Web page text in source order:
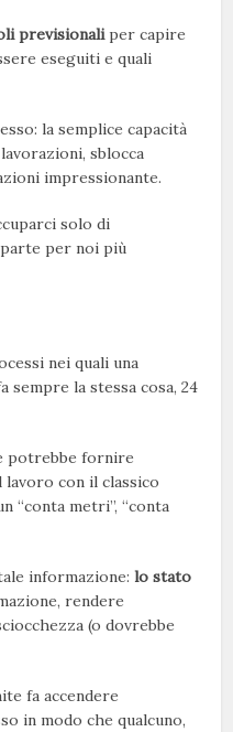
previsionaliper capire
eseguiti e quali
la semplice capacità
sblocca
impressionante.
solo di
per noi più
nei quali una
sempre la stessa cosa, 24
potrebbe fornire
con il classico
“conta metri”, “conta
informazione:lo stato
rendere
(o dovrebbe
fa accendere
in modo che qualcuno,